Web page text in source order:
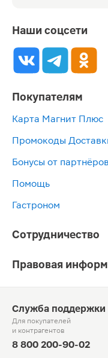
Наши соцсети
Покупателям
Карта Магнит Плюс
Промокоды
Бонусы от партнёров
Помощь
Гастроном
Сотрудничество
Правовая
Служба поддержки
Для покупателей
и контрагентов
8 800 200-90-02